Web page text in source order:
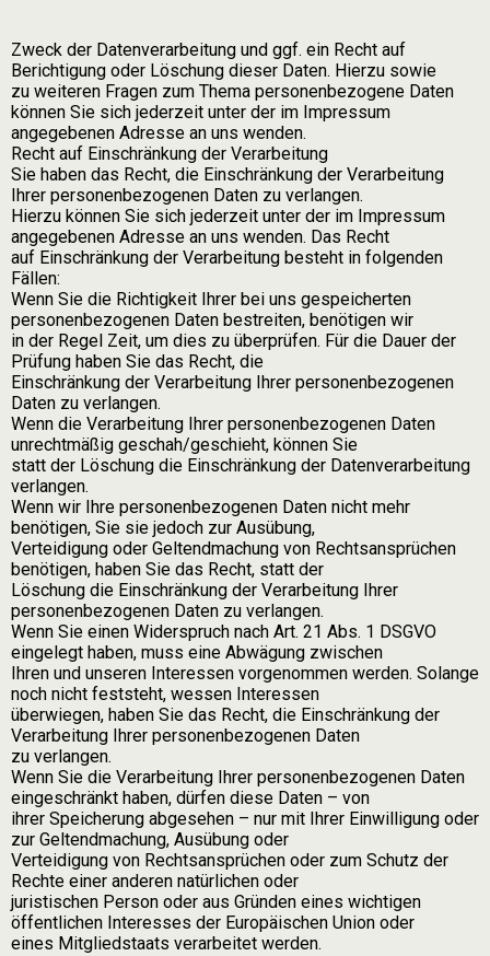
Zweck der Datenverarbeitung und ggf. ein Recht auf
Berichtigung oder Löschung dieser Daten. Hierzu sowie
zu weiteren Fragen zum Thema personenbezogene Daten
können Sie sich jederzeit unter der im Impressum
angegebenen Adresse an uns wenden.
Recht auf Einschränkung der Verarbeitung
Sie haben das Recht, die Einschränkung der Verarbeitung
Ihrer personenbezogenen Daten zu verlangen.
Hierzu können Sie sich jederzeit unter der im Impressum
angegebenen Adresse an uns wenden. Das Recht
auf Einschränkung der Verarbeitung besteht in folgenden
Fällen:
Wenn Sie die Richtigkeit Ihrer bei uns gespeicherten
personenbezogenen Daten bestreiten, benötigen wir
in der Regel Zeit, um dies zu überprüfen. Für die Dauer der
Prüfung haben Sie das Recht, die
Einschränkung der Verarbeitung Ihrer personenbezogenen
Daten zu verlangen.
Wenn die Verarbeitung Ihrer personenbezogenen Daten
unrechtmäßig geschah/geschieht, können Sie
statt der Löschung die Einschränkung der Datenverarbeitung
verlangen.
Wenn wir Ihre personenbezogenen Daten nicht mehr
benötigen, Sie sie jedoch zur Ausübung,
Verteidigung oder Geltendmachung von Rechtsansprüchen
benötigen, haben Sie das Recht, statt der
Löschung die Einschränkung der Verarbeitung Ihrer
personenbezogenen Daten zu verlangen.
Wenn Sie einen Widerspruch nach Art. 21 Abs. 1 DSGVO
eingelegt haben, muss eine Abwägung zwischen
Ihren und unseren Interessen vorgenommen werden. Solange
noch nicht feststeht, wessen Interessen
überwiegen, haben Sie das Recht, die Einschränkung der
Verarbeitung Ihrer personenbezogenen Daten
zu verlangen.
Wenn Sie die Verarbeitung Ihrer personenbezogenen Daten
eingeschränkt haben, dürfen diese Daten – von
ihrer Speicherung abgesehen – nur mit Ihrer Einwilligung oder
zur Geltendmachung, Ausübung oder
Verteidigung von Rechtsansprüchen oder zum Schutz der
Rechte einer anderen natürlichen oder
juristischen Person oder aus Gründen eines wichtigen
öffentlichen Interesses der Europäischen Union oder
eines Mitgliedstaats verarbeitet werden.